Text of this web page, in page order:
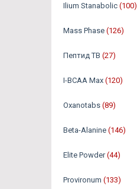
Ilium Stanabolic (100)
Mass Phase (126)
Пептид TB (27)
I-BCAA Max (120)
Oxanotabs (89)
Beta-Alanine (146)
Elite Powder (44)
Provironum (133)